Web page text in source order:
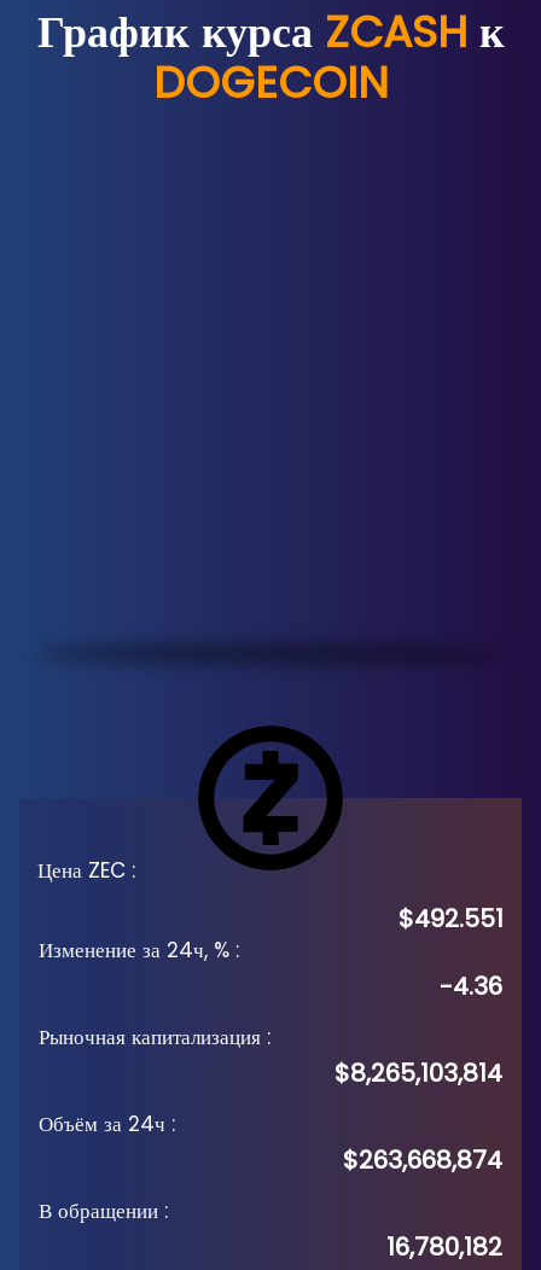
График курса ZCASH к
DOGECOIN
Цена ZEC :
$492.551
Изменение за 24ч, % :
-4.36
Рыночная капитализация :
$8,265,103,814
Объём за 24ч :
$263,668,874
В обращении :
16,780,182